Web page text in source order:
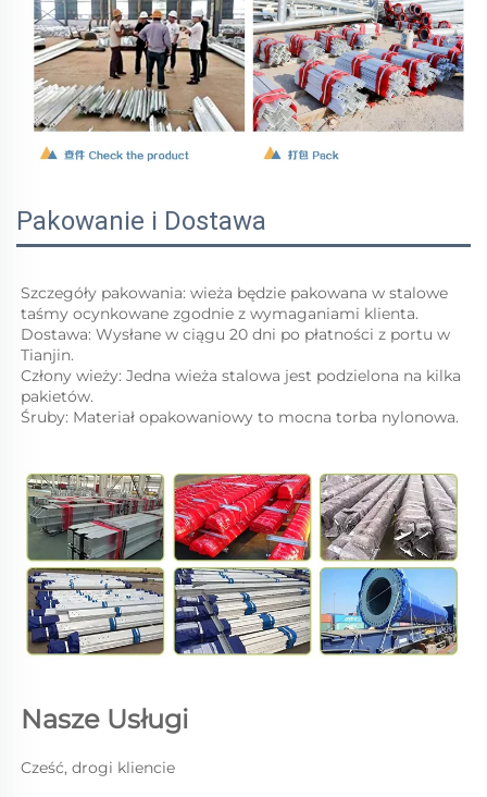
Pakowanie i Dostawa
Szczegóły pakowania: wieża będzie pakowana w stalowe
taśmy ocynkowane zgodnie z wymaganiami klienta.
Dostawa: Wysłane w ciągu 20 dni po płatności z portu w
Tianjin.
Człony wieży: Jedna wieża stalowa jest podzielona na kilka
pakietów.
Śruby: Materiał opakowaniowy to mocna torba nylonowa.
Nasze Usługi
Cześć, drogi kliencie